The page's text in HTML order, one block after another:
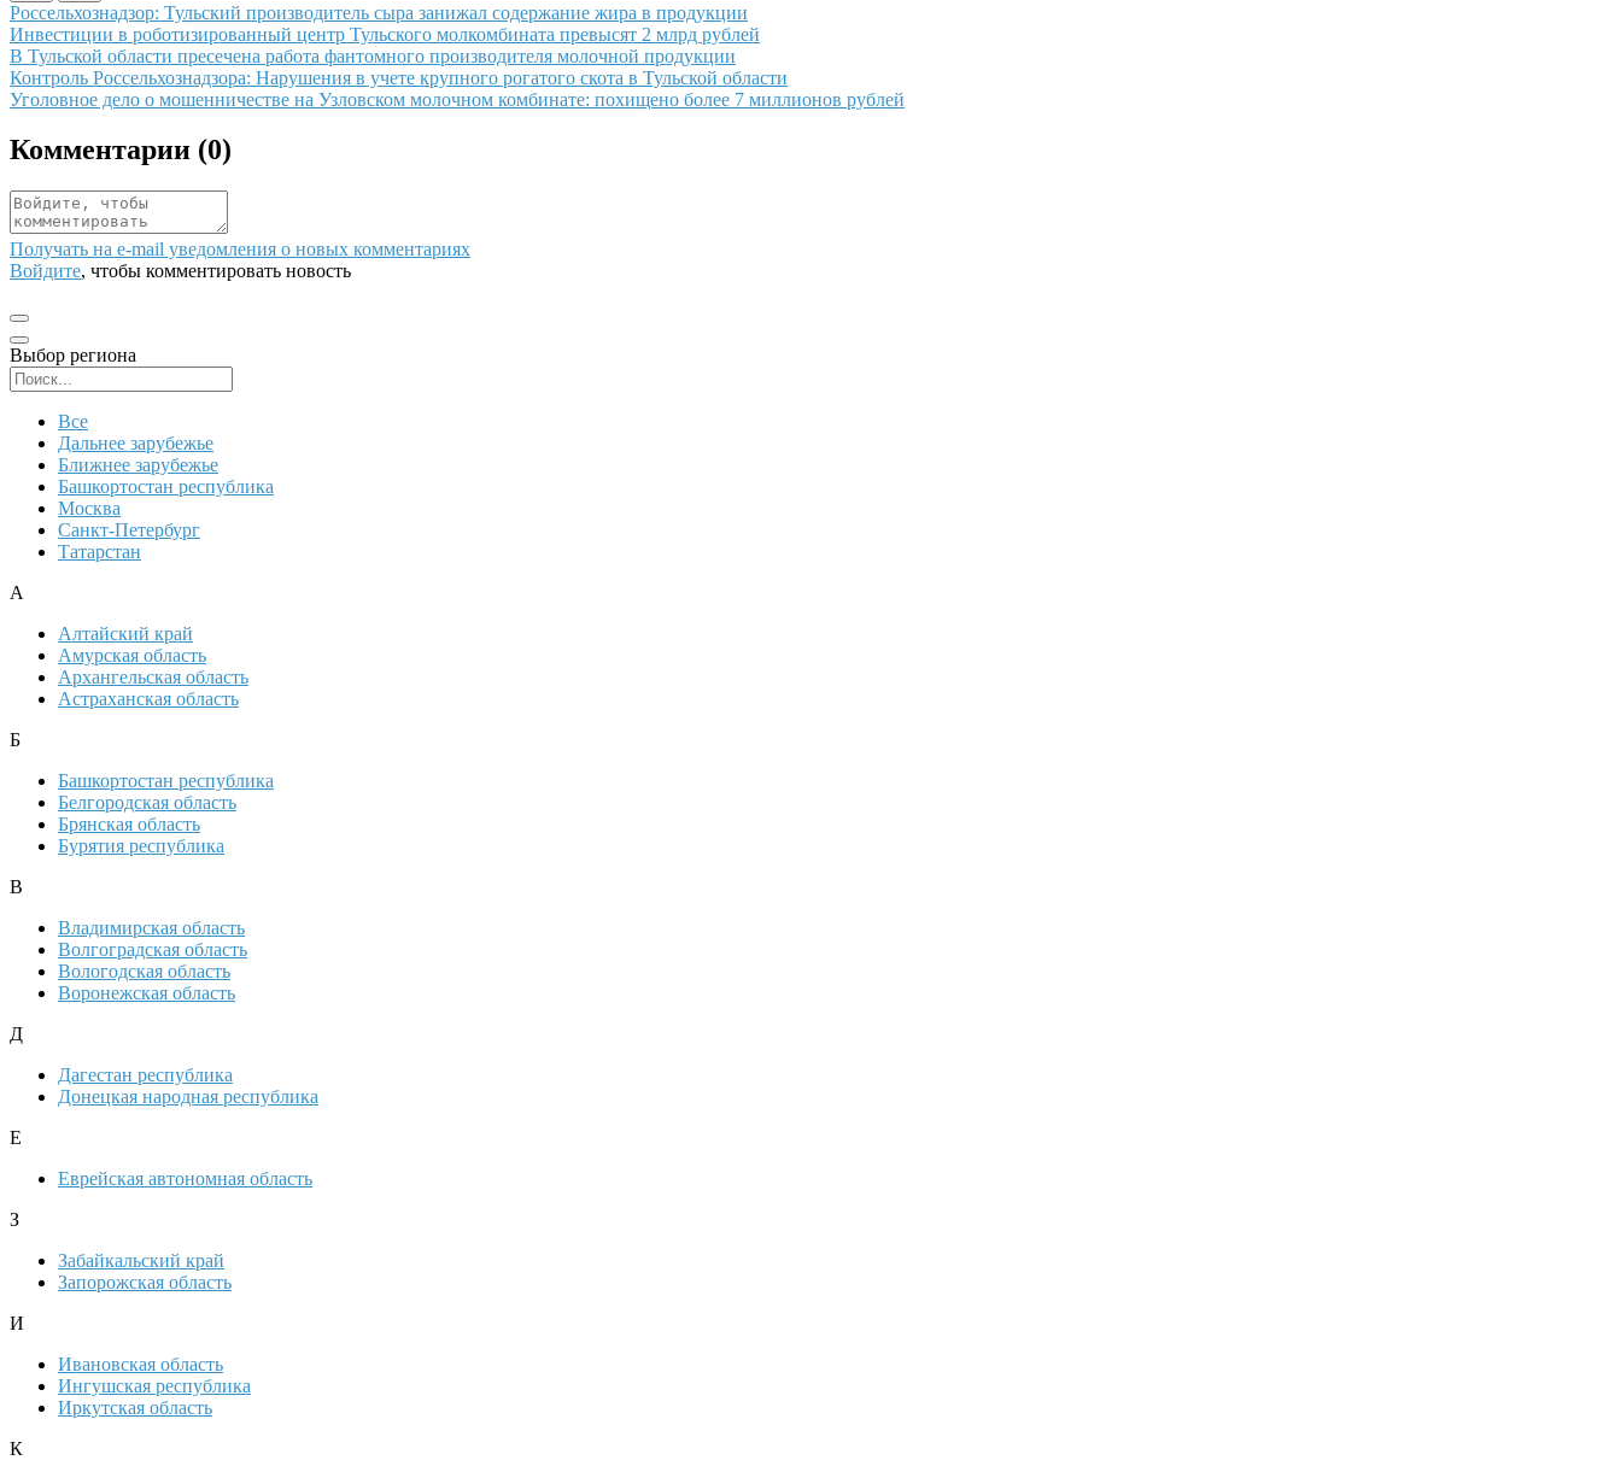
Иллюстрация новости
Россельхознадзор: Тульский производитель сыра занижал содержание жира в продукции
Иллюстрация новости
Инвестиции в роботизированный центр Тульского молкомбината превысят 2 млрд рублей
Иллюстрация новости
В Тульской области пресечена работа фантомного производителя молочной продукции
Иллюстрация новости
Контроль Россельхознадзора: Нарушения в учете крупного рогатого скота в Тульской области
Иллюстрация новости
Уголовное дело о мошенничестве на Узловском молочном комбинате: похищено более 7 миллионов рублей
Комментарии (0)
Получать на e‑mail уведомления о новых комментариях
Войдите, чтобы комментировать новость
Выбор региона
Все
Дальнее зарубежье
Ближнее зарубежье
Башкортостан республика
Москва
Санкт-Петербург
Татарстан
А
Алтайский край
Амурская область
Архангельская область
Астраханская область
Б
Башкортостан республика
Белгородская область
Брянская область
Бурятия республика
В
Владимирская область
Волгоградская область
Вологодская область
Воронежская область
Д
Дагестан республика
Донецкая народная республика
Е
Еврейская автономная область
З
Забайкальский край
Запорожская область
И
Ивановская область
Ингушская республика
Иркутская область
К